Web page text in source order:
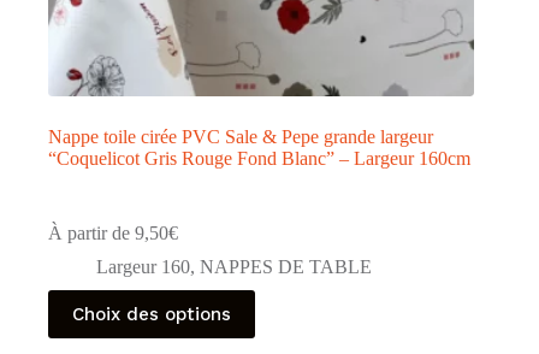
Nappe toile cirée PVC Sale & Pepe grande largeur
“Coquelicot Gris Rouge Fond Blanc” – Largeur 160cm
À partir de 9,50€
Largeur 160, NAPPES DE TABLE
Choix des options
Ce
produit
a